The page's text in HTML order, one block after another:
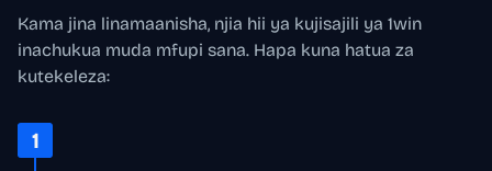
Kama jina linamaanisha, njia hii ya kujisajili ya 1win
inachukua muda mfupi sana. Hapa kuna hatua za
kutekeleza:
1